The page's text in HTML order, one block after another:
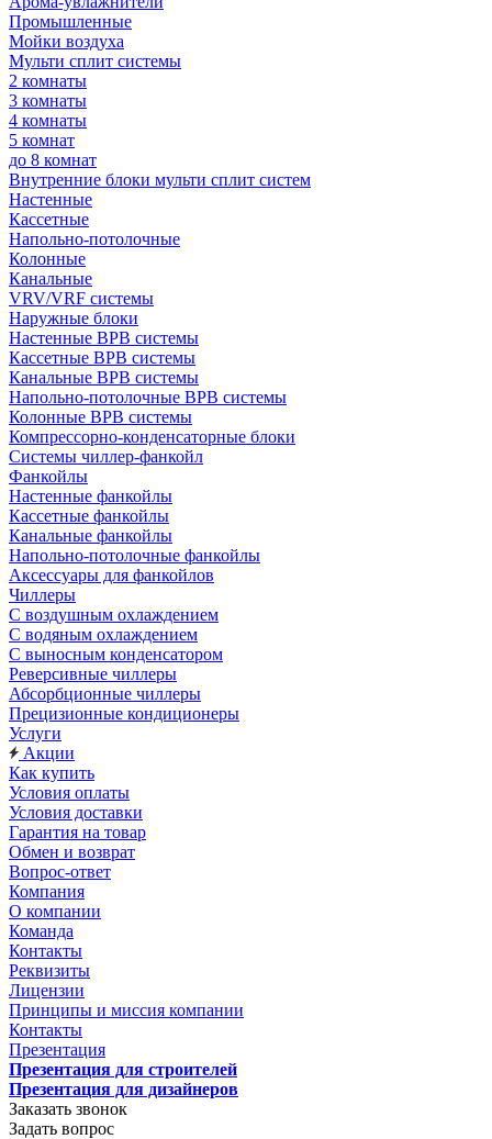
Промышленные
Мойки воздуха
Мульти сплит системы
2 комнаты
3 комнаты
4 комнаты
5 комнат
до 8 комнат
Внутренние блоки мульти сплит систем
Настенные
Кассетные
Напольно-потолочные
Колонные
Канальные
VRV/VRF системы
Наружные блоки
Настенные ВРВ системы
Кассетные ВРВ системы
Канальные ВРВ системы
Напольно-потолочные ВРВ системы
Колонные ВРВ системы
Компрессорно-конденсаторные блоки
Системы чиллер-фанкойл
Фанкойлы
Настенные фанкойлы
Кассетные фанкойлы
Канальные фанкойлы
Напольно-потолочные фанкойлы
Аксессуары для фанкойлов
Чиллеры
С воздушным охлаждением
С водяным охлаждением
С выносным конденсатором
Реверсивные чиллеры
Абсорбционные чиллеры
Прецизионные кондиционеры
Услуги
Акции
Как купить
Условия оплаты
Условия доставки
Гарантия на товар
Обмен и возврат
Вопрос-ответ
Компания
О компании
Команда
Контакты
Реквизиты
Лицензии
Принципы и миссия компании
Контакты
Презентация
Презентация для строителей
Презентация для дизайнеров
Заказать звонок
Задать вопрос